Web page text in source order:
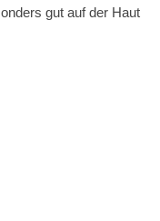
gut auf der Haut